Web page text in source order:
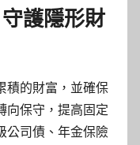
護隱形財
積的財富，並確保
向保守，提高固定
公司債、年金保險